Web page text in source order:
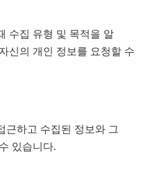
수집 유형 및 목적을 알
신의 개인 정보를 요청할 수
근하고 수집된 정보와 그
있습니다.